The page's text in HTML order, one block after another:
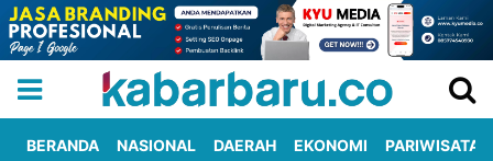
BERANDA NASIONAL DAERAH EKONOMI PARIWISATA